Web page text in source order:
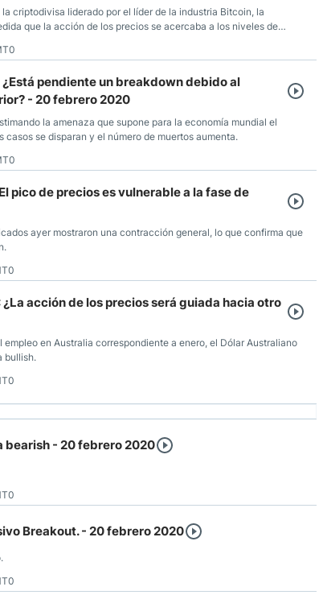
criptodivisa liderado por el líder de la industria Bitcoin, la
que la acción de los precios se acercaba a los niveles de
¿Está pendiente un breakdown debido al
- 20 febrero 2020
la amenaza que supone para la economía mundial el
se disparan y el número de muertos aumenta.
pico de precios es vulnerable a la fase de
ayer mostraron una contracción general, lo que confirma que
¿La acción de los precios será guiada hacia otro
en Australia correspondiente a enero, el Dólar Australiano
bullish.
bearish - 20 febrero 2020
Breakout. - 20 febrero 2020